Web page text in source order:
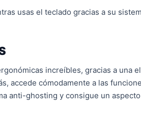
usas el teclado gracias a su
increíbles, gracias a una
accede cómodamente a las
anti-ghosting y consigue un